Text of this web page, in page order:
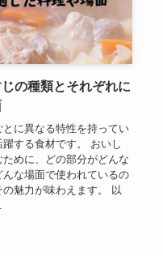
の種類とそれぞれに
に異なる特性を持ってい
する食材です。 おいし
めに、どの部分がどんな
な場面で使われているの
魅力が味わえます。 以